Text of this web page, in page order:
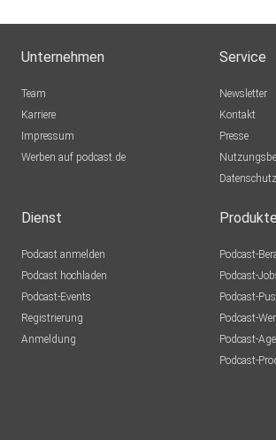
Unternehmen
Team
Karriere
Impressum
Werben auf podcast.de
Service
Newsletter
Kontakt
Presse
Datenschutz
Dienst
Podcast anmelden
Podcast hochladen
Podcast-Events
Registrierung
Anmeldung
Produkte
Podcast-
Podcast-
Podcast-
Podcast-
Podcast-
Podcast-